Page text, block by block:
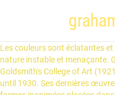
Les couleurs sont éclatantes et ajoutent une note stridente à cette nature instable et menaçante. Graham Sutherland studied at Goldsmith's College of Art (1921-6) and worked mainly as an engraver until 1930. Ses dernières œuvres se caractérisent par l'association de formes inanimées placées dans un milieu naturel (Poised Form in Estuary, 1970-1971, ou Forest with Chains, 1972). Graham Sutherland was born in Streatham in London, the son of a lawyer who later became a civil servant in the Land Registry Office and the Board of Education. La figure humaine disparaît dans ce chaos organique (Petite Afrique, 1955, coll. (8.5 x 6.3 in.) After an apprenticeship and working as an engineer for the railroad, Graham Sutherland studied art at Goldsmiths' College School of Art in London from 1920 until 1925. Table of Contents "List of Illustrations Biographical Timeline Red Landscape Graham Sutherland 1942. https://www.universalis.fr/encyclopedie/graham-sutherland/, dictionnaire de l'Encyclopædia Universalis. Cornish Tin Mine, Emerging Miner Graham Sutherland 1943. But it should also be kept in mind that the occasion itself was an unprecedented mark of respect from Parliament and from the nation. Sa manière originale et visionnaire de peindre la nature est sa principale contribution à l'art européen du XXe siècle. part. Etat : As New. Graham Sutherland lives in Broadalbin, NY; previous cities include Riverside CA and Ballston Spa NY. Graham Vivian Sutherland. Après la guerre, les expositions personnelles se multiplient : Hanover Gallery, British Council... La Biennale de Venise de 1952 lui consacre le pavillon britannique et lui décerne le prix Sao-Paulo. Graham Sutherland: Life, Work and Ideas By Rosalind Thuillier. The places in which Sutherland worked had a profound influence on his work: from the rural landscape of Kent, to the hills and valleys of west Wales and the heat and light of the French Riviera. Graham Sutherland Famous works. Il incorpore ensuite ces formes dans ses peintures en leur donnant une échelle monumentale (Les Origines de la Terre, 1950). Graham Sutherland attended Homefield Preparatory School in Sutton and was then educated at Epsom College, Surrey until 1919. Graham Sutherland : biography 24 August 1903 – 17 January 1980 Graham Vivian Sutherland OM (24 August 1903 – 17 February 1980) was an English artist. Le motif de l'épine déjà très présent dans ses paysages se retrouve aussi au centre de sa peinture religieuse. Graham Vivian Sutherland (24. august 1903 London – 17. veebruar 1980) oli inglise maalikunstnik, graafik ja disainer.. Olnud õppinud Londoni Goldsmiths’ College’is graafilist kunsti, moodustavad Sutherlandi kunstnikukarjääri esimeste aastate loomingu graveerimis- ja söövitustehnikates valmistatud maastikustseenid. Graham W Sutherland are some of the alias or nickname that Graham has used. Si ses portraits, œuvres de circonstance commandées par des personnalités célèbres, sont sobres et réalistes, pour autant, ils ne sont pas conventionnels : délaissant le fond du tableau et le décor, ils se concentrent sur le visage, les mains et la posture du sujet, visant la vérité humaine à travers une intense pénétration psychologique[5]. Christ in Glory in the Tetramorph is a large tapestry by Graham Sutherland, installed at the north end of the new Coventry Cathedral in Coventry, England, as a focal point to the nave.It was unveiled in March 1962, shortly before the cathedral was consecrated in May 1962. modifier - modifier le code - modifier Wikidata. ©2015 Physical Description: 267 pages : illustrations ; 25 cm Holdings: Reference Library NJ18.Su8 T482 2015 (LC) Accessible in the Reference Library Note: As a COVID-19 precaution, the Reference Library is closed until further notice. The Marshalling Yard … Account & Lists Account Returns & Orders. Le thème chrétien de la couronne d'épines l'a donc particulièrement inspiré. Découvrez des commentaires utiles de client et des classements de commentaires pour Graham Sutherland: Life, Work and Ideas by Rosalind Thuillier(2015-05-28) sur Amazon.fr. Pendant ces années, il réalise sa première tapisserie (1949), peint Les Origines de la Terre (1950-51), une peinture monumentale commandée pour le festival de Grande-Bretagne. See available works on paper, prints and multiples, and paintings for sale and learn about the artist. 4 Jonathan Black, Winston Churchill in Modern Art: 1900 to the Present Day (London: Bloomsbury Academic, 2017), 166. Streatham 1903 - London 1980 Graham (Vivian) Sutherland was born on August 24, 1903, in Streatham near London.